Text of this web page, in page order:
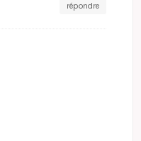
répondre